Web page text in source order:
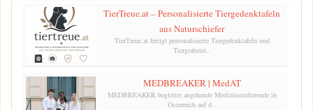
TierTreue.at – Personalisierte Tiergedenktafeln
aus Naturschiefer
TierTreue.at fertigt personalisierte Tiergedenktafeln und
Tiergrabstei..
MEDBREAKER | MedAT
MEDBREAKER begleitet angehende Medizinstudierende in
Österreich auf d..